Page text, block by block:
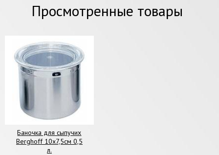
Просмотренные товары
Баночка для сыпучих
Berghoff 10х7,5см 0,5
л.